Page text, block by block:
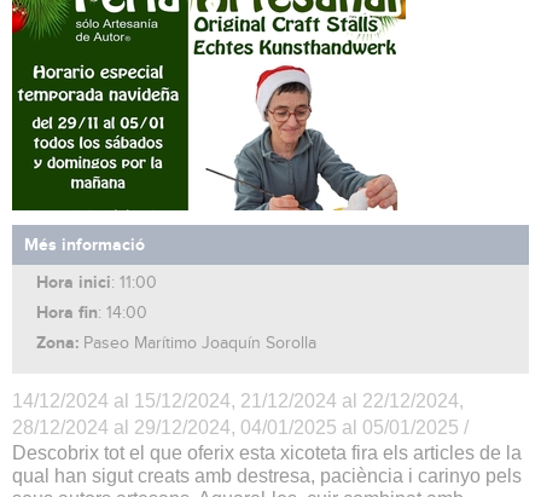
Més informació
Hora inici: 11:00
Hora fin: 14:00
Zona: Paseo Marítimo Joaquín Sorolla
14/12/2024 al 15/12/2024, 21/12/2024 al 22/12/2024,
28/12/2024 al 29/12/2024, 04/01/2025 al 05/01/2025 /
Descobrix tot el que oferix esta xicoteta fira els articles de la
qual han sigut creats amb destresa, paciència i carinyo pels